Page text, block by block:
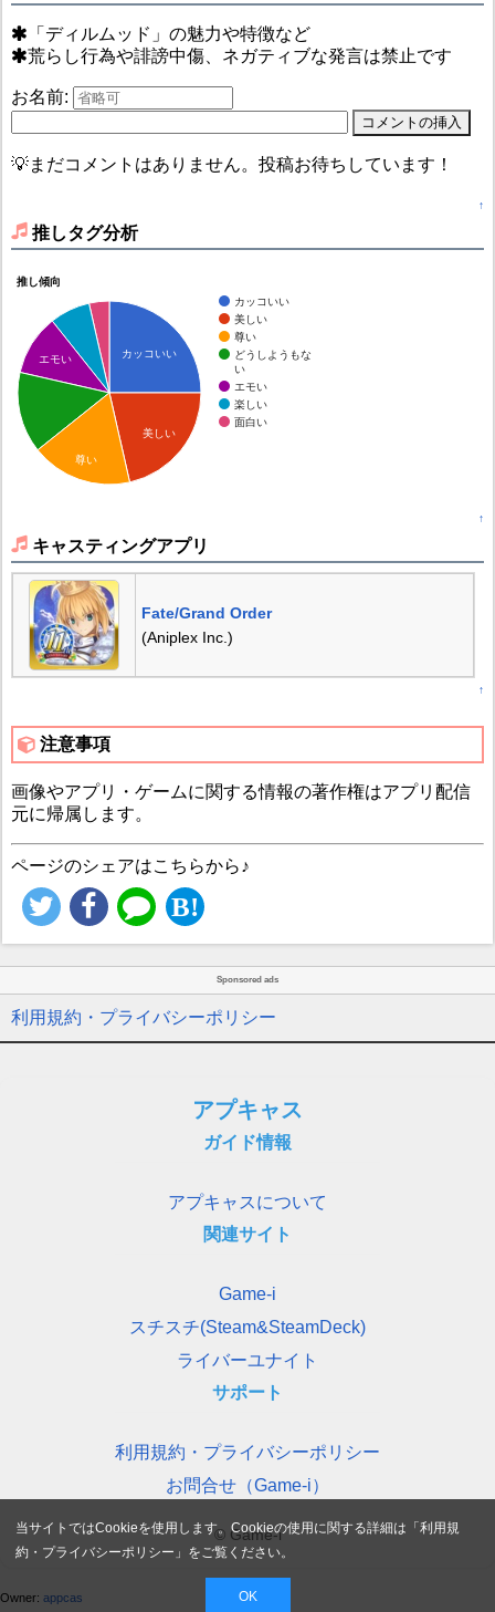
「ディルムッド」の魅力や特徴など
荒らし行為や誹謗中傷、ネガティブな発言は禁止です
お名前:
💡まだコメントはありません。投稿お待ちしています！
↑
推しタグ分析
推し傾向
カッコいい
美しい
尊い
どうしようもな
い
エモい
楽しい
面白い
カッコいい
美しい
エモい
尊い
↑
キャスティングアプリ
Fate/Grand Order
(Aniplex Inc.)
↑
注意事項
画像やアプリ・ゲームに関する情報の著作権はアプリ配信
元に帰属します。
ページのシェアはこちらから♪
Sponsored ads
利用規約・プライバシーポリシー
アプキャス
ガイド情報
アプキャスについて
関連サイト
Game-i
スチスチ(Steam&SteamDeck)
ライバーユナイト
サポート
利用規約・プライバシーポリシー
お問合せ（Game-i）
© Game-i
Owner: appcas
当サイトではCookieを使用します。Cookieの使用に関する詳細は「利用規
約・プライバシーポリシー 」をご覧ください。
OK